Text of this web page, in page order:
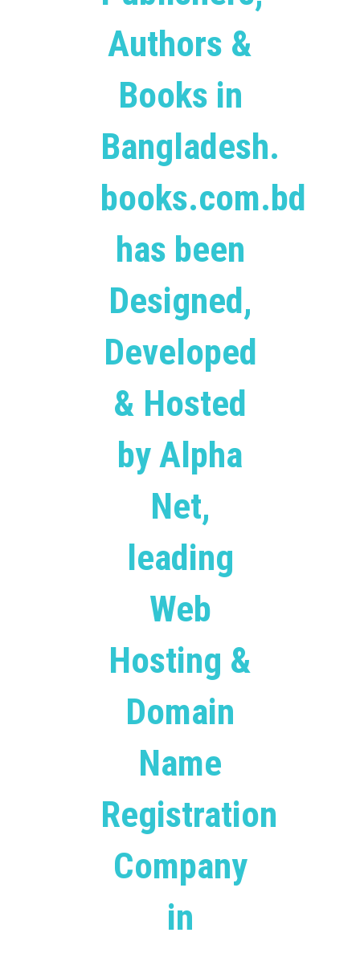
Authors &
Books in
Bangladesh.
books.com.bd
has been
Designed,
Developed
& Hosted
by Alpha
Net,
leading
Web
Hosting &
Domain
Name
Registration
Company
in